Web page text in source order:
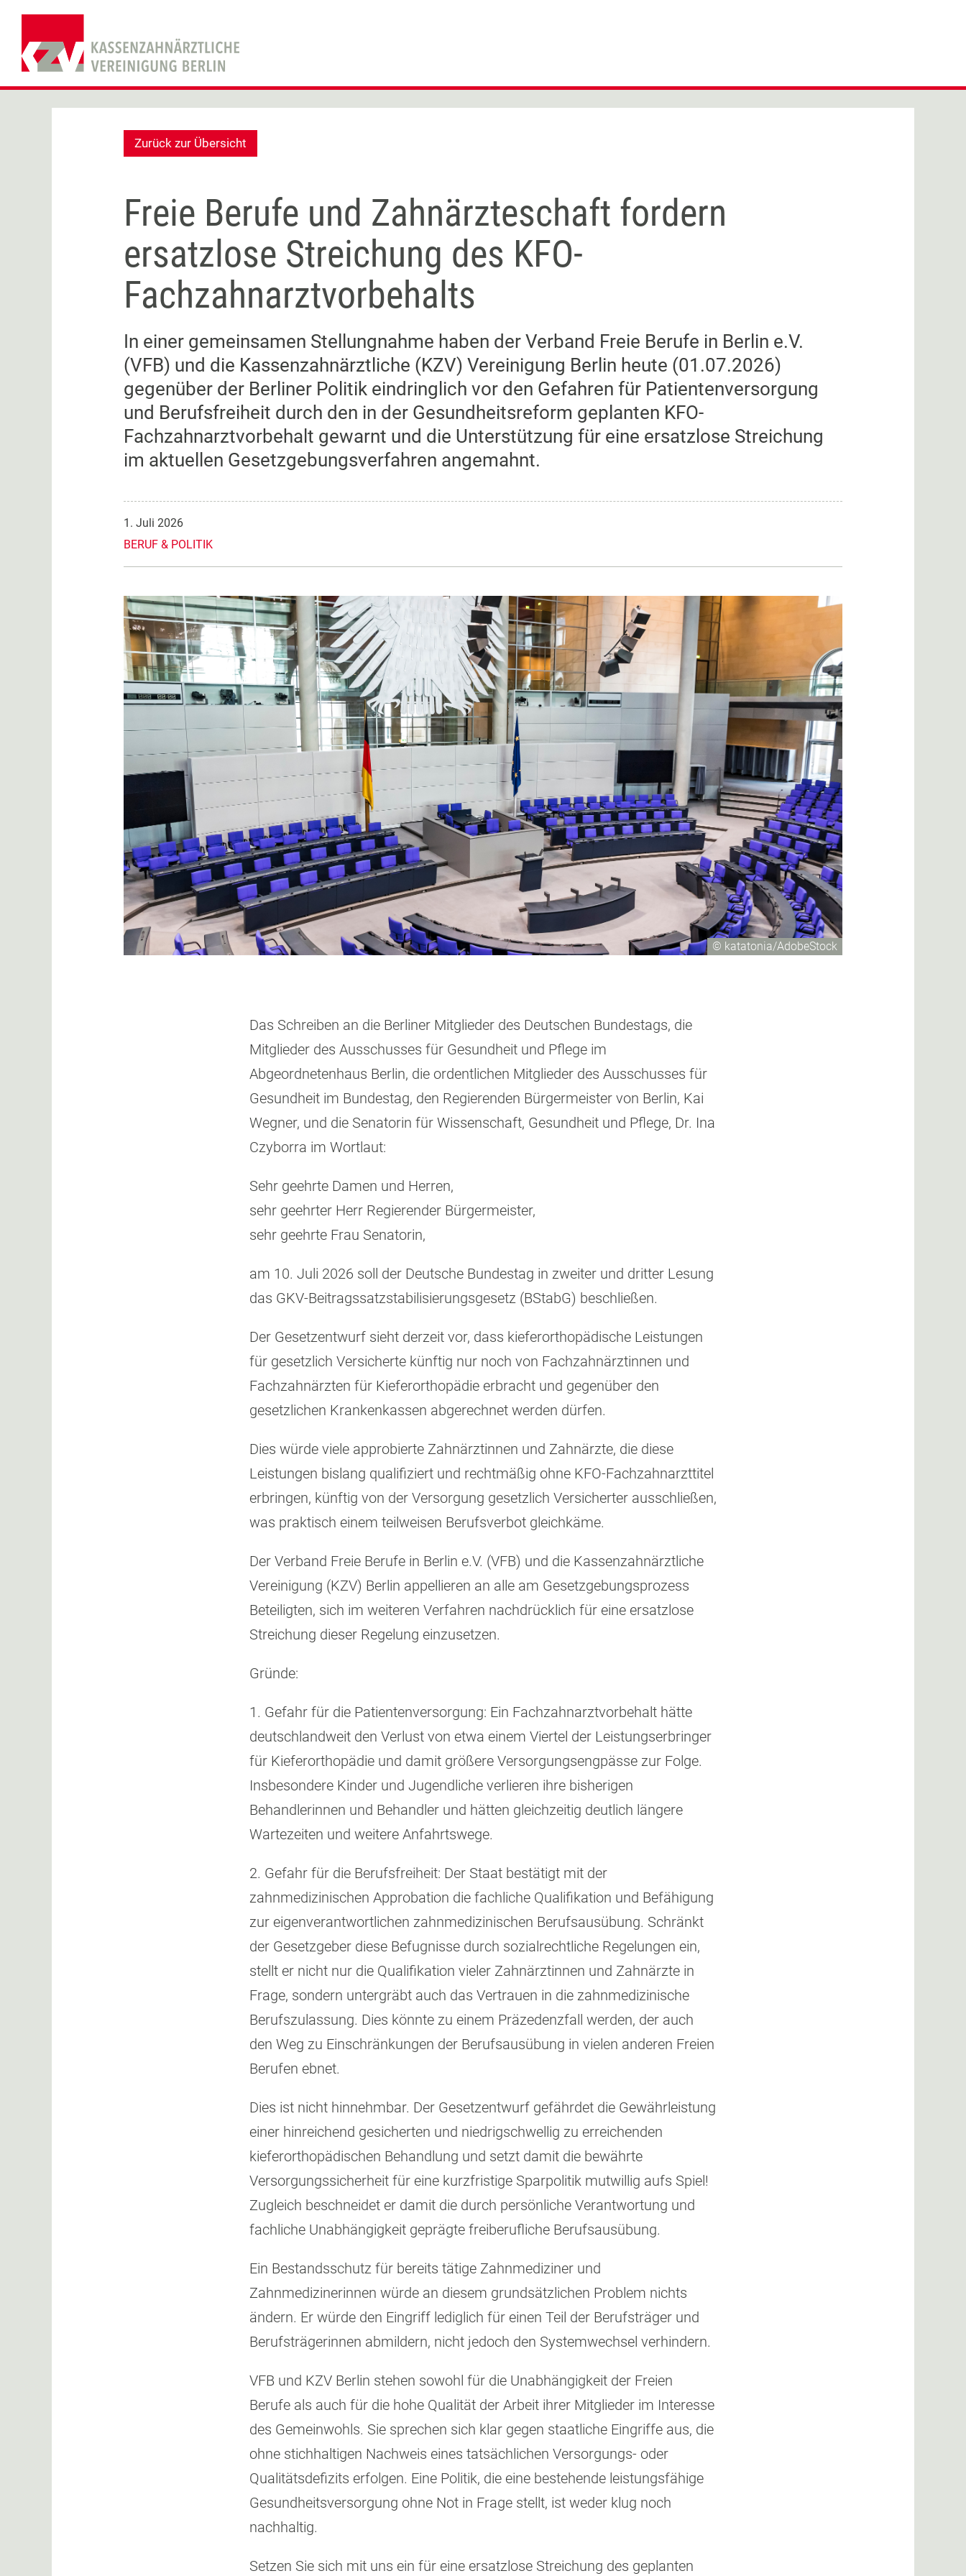
Zurück zur Übersicht
Freie Berufe und Zahnärzteschaft fordern
ersatzlose Streichung des KFO-
Fachzahnarztvorbehalts
In einer gemeinsamen Stellungnahme haben der Verband Freie Berufe in Berlin e.V.
(VFB) und die Kassenzahnärztliche (KZV) Vereinigung Berlin heute (01.07.2026)
gegenüber der Berliner Politik eindringlich vor den Gefahren für Patientenversorgung
und Berufsfreiheit durch den in der Gesundheitsreform geplanten KFO-
Fachzahnarztvorbehalt gewarnt und die Unterstützung für eine ersatzlose Streichung
im aktuellen Gesetzgebungsverfahren angemahnt.
1. Juli 2026
BERUF & POLITIK
© katatonia/AdobeStock
Das Schreiben an die Berliner Mitglieder des Deutschen Bundestags, die
Mitglieder des Ausschusses für Gesundheit und Pflege im
Abgeordnetenhaus Berlin, die ordentlichen Mitglieder des Ausschusses für
Gesundheit im Bundestag, den Regierenden Bürgermeister von Berlin, Kai
Wegner, und die Senatorin für Wissenschaft, Gesundheit und Pflege, Dr. Ina
Czyborra im Wortlaut:
Sehr geehrte Damen und Herren,
sehr geehrter Herr Regierender Bürgermeister,
sehr geehrte Frau Senatorin,
am 10. Juli 2026 soll der Deutsche Bundestag in zweiter und dritter Lesung
das GKV-Beitragssatzstabilisierungsgesetz (BStabG) beschließen.
Der Gesetzentwurf sieht derzeit vor, dass kieferorthopädische Leistungen
für gesetzlich Versicherte künftig nur noch von Fachzahnärztinnen und
Fachzahnärzten für Kieferorthopädie erbracht und gegenüber den
gesetzlichen Krankenkassen abgerechnet werden dürfen.
Dies würde viele approbierte Zahnärztinnen und Zahnärzte, die diese
Leistungen bislang qualifiziert und rechtmäßig ohne KFO-Fachzahnarzttitel
erbringen, künftig von der Versorgung gesetzlich Versicherter ausschließen,
was praktisch einem teilweisen Berufsverbot gleichkäme.
Der Verband Freie Berufe in Berlin e.V. (VFB) und die Kassenzahnärztliche
Vereinigung (KZV) Berlin appellieren an alle am Gesetzgebungsprozess
Beteiligten, sich im weiteren Verfahren nachdrücklich für eine ersatzlose
Streichung dieser Regelung einzusetzen.
Gründe:
1. Gefahr für die Patientenversorgung: Ein Fachzahnarztvorbehalt hätte
deutschlandweit den Verlust von etwa einem Viertel der Leistungserbringer
für Kieferorthopädie und damit größere Versorgungsengpässe zur Folge.
Insbesondere Kinder und Jugendliche verlieren ihre bisherigen
Behandlerinnen und Behandler und hätten gleichzeitig deutlich längere
Wartezeiten und weitere Anfahrtswege.
2. Gefahr für die Berufsfreiheit: Der Staat bestätigt mit der
zahnmedizinischen Approbation die fachliche Qualifikation und Befähigung
zur eigenverantwortlichen zahnmedizinischen Berufsausübung. Schränkt
der Gesetzgeber diese Befugnisse durch sozialrechtliche Regelungen ein,
stellt er nicht nur die Qualifikation vieler Zahnärztinnen und Zahnärzte in
Frage, sondern untergräbt auch das Vertrauen in die zahnmedizinische
Berufszulassung. Dies könnte zu einem Präzedenzfall werden, der auch
den Weg zu Einschränkungen der Berufsausübung in vielen anderen Freien
Berufen ebnet.
Dies ist nicht hinnehmbar. Der Gesetzentwurf gefährdet die Gewährleistung
einer hinreichend gesicherten und niedrigschwellig zu erreichenden
kieferorthopädischen Behandlung und setzt damit die bewährte
Versorgungssicherheit für eine kurzfristige Sparpolitik mutwillig aufs Spiel!
Zugleich beschneidet er damit die durch persönliche Verantwortung und
fachliche Unabhängigkeit geprägte freiberufliche Berufsausübung.
Ein Bestandsschutz für bereits tätige Zahnmediziner und
Zahnmedizinerinnen würde an diesem grundsätzlichen Problem nichts
ändern. Er würde den Eingriff lediglich für einen Teil der Berufsträger und
Berufsträgerinnen abmildern, nicht jedoch den Systemwechsel verhindern.
VFB und KZV Berlin stehen sowohl für die Unabhängigkeit der Freien
Berufe als auch für die hohe Qualität der Arbeit ihrer Mitglieder im Interesse
des Gemeinwohls. Sie sprechen sich klar gegen staatliche Eingriffe aus, die
ohne stichhaltigen Nachweis eines tatsächlichen Versorgungs- oder
Qualitätsdefizits erfolgen. Eine Politik, die eine bestehende leistungsfähige
Gesundheitsversorgung ohne Not in Frage stellt, ist weder klug noch
nachhaltig.
Setzen Sie sich mit uns ein für eine ersatzlose Streichung des geplanten